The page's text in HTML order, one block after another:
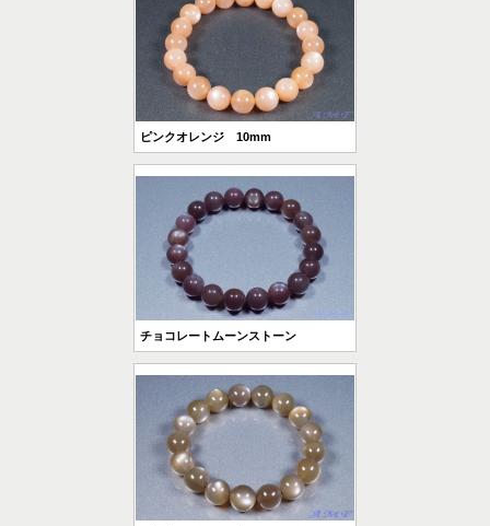
ピンクオレンジ 10mm
チョコレートムーンストーン